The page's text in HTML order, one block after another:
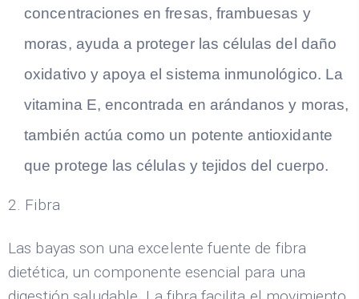
concentraciones en fresas, frambuesas y
moras, ayuda a proteger las células del daño
oxidativo y apoya el sistema inmunológico. La
vitamina E, encontrada en arándanos y moras,
también actúa como un potente antioxidante
que protege las células y tejidos del cuerpo.
2. Fibra
Las bayas son una excelente fuente de fibra
dietética, un componente esencial para una